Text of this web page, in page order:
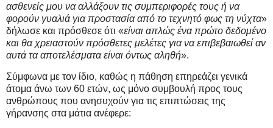
ασθενείς μου να αλλάξουν τις συμπεριφορές τους ή να
φορούν γυαλιά για προστασία από το τεχνητό φως τη νύχτα»
δήλωσε και πρόσθεσε ότι «είναι απλώς ένα πρώτο δεδομένο
και θα χρειαστούν πρόσθετες μελέτες για να επιβεβαιωθεί αν
αυτά τα αποτελέσματα είναι όντως αληθή».
Σύμφωνα με τον ίδιο, καθώς η πάθηση επηρεάζει γενικά
άτομα άνω των 60 ετών, ως μόνο συμβουλή προς τους
ανθρώπους που ανησυχούν για τις επιπτώσεις της
γήρανσης στα μάτια ανέφερε: